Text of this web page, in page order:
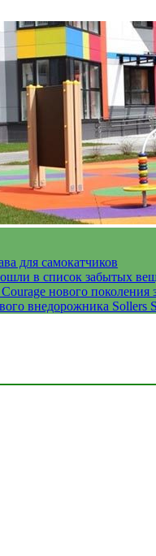
для самокатчиков
в список забытых
нового поколения
внедорожника